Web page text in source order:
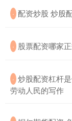
· 配资炒股 炒股
· 股票配资哪家
· 炒股配资杠杆
劳动人民的写作